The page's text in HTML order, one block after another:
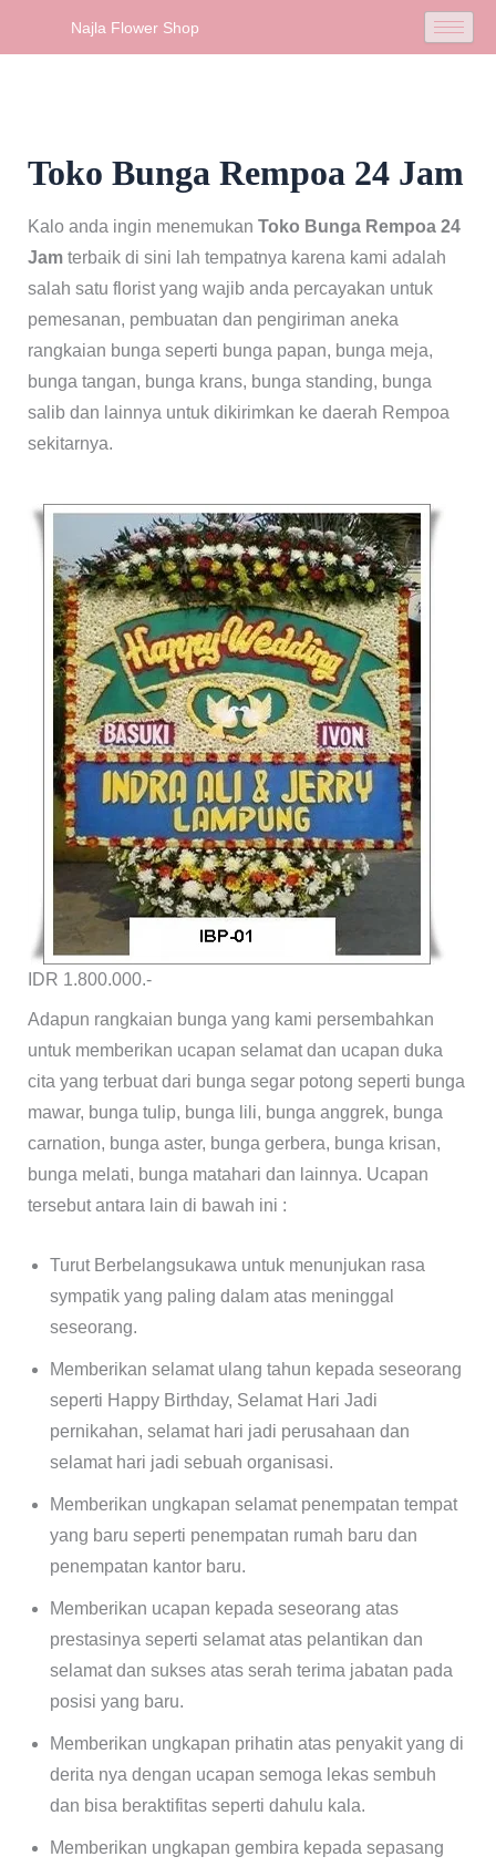
Najla Flower Shop
Toko Bunga Rempoa 24 Jam
Kalo anda ingin menemukan Toko Bunga Rempoa 24
Jamterbaik di sini lah tempatnya karena kami adalah
salah satu florist yang wajib anda percayakan untuk
pemesanan, pembuatan dan pengiriman aneka
rangkaian bunga seperti bunga papan, bunga meja,
bunga tangan, bunga krans, bunga standing, bunga
salib dan lainnya untuk dikirimkan ke daerah Rempoa
sekitarnya.
IDR 1.800.000.-
Adapun rangkaian bunga yang kami persembahkan
untuk memberikan ucapan selamat dan ucapan duka
cita yang terbuat dari bunga segar potong seperti bunga
mawar, bunga tulip, bunga lili, bunga anggrek, bunga
carnation, bunga aster, bunga gerbera, bunga krisan,
bunga melati, bunga matahari dan lainnya. Ucapan
tersebut antara lain di bawah ini :
Turut Berbelangsukawa untuk menunjukan rasa
sympatik yang paling dalam atas meninggal
seseorang.
Memberikan selamat ulang tahun kepada seseorang
seperti Happy Birthday, Selamat Hari Jadi
pernikahan, selamat hari jadi perusahaan dan
selamat hari jadi sebuah organisasi.
Memberikan ungkapan selamat penempatan tempat
yang baru seperti penempatan rumah baru dan
penempatan kantor baru.
Memberikan ucapan kepada seseorang atas
prestasinya seperti selamat atas pelantikan dan
selamat dan sukses atas serah terima jabatan pada
posisi yang baru.
Memberikan ungkapan prihatin atas penyakit yang di
derita nya dengan ucapan semoga lekas sembuh
dan bisa beraktifitas seperti dahulu kala.
Memberikan ungkapan gembira kepada sepasang